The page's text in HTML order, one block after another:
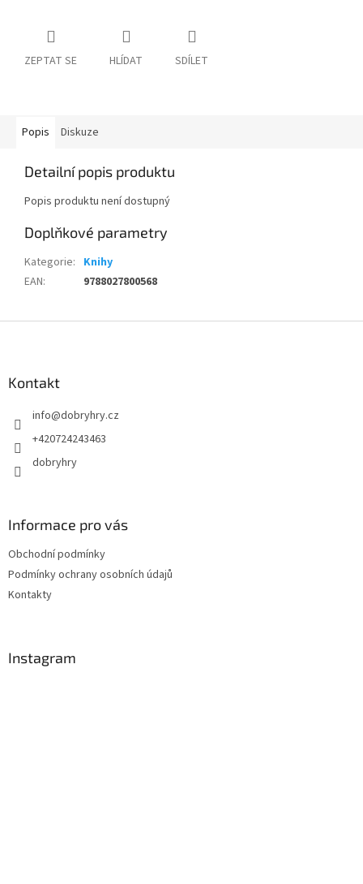
ZEPTAT SE HLÍDAT SDÍLET
Popis Diskuze
Detailní popis produktu
Popis produktu není dostupný
Doplňkové parametry
Kategorie: Knihy
EAN: 9788027800568
Kontakt
info@dobryhry.cz
+420724243463
dobryhry
Informace pro vás
Obchodní podmínky
Podmínky ochrany osobních údajů
Kontakty
Instagram